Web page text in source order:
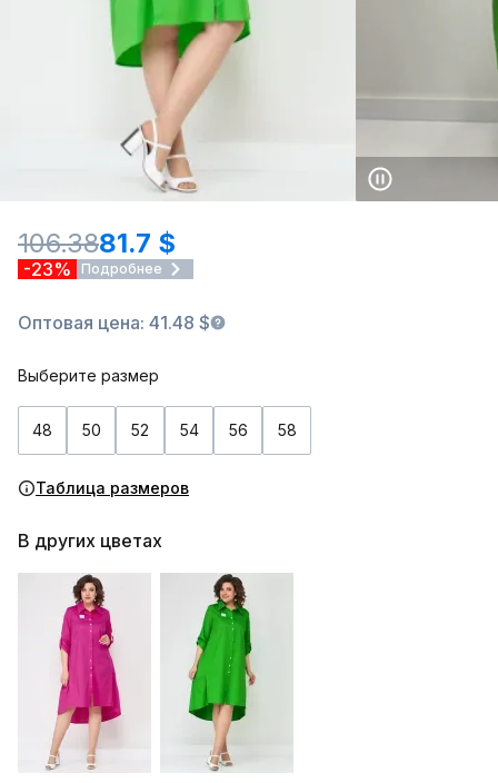
106.3881.7 $
-23% Подробнее
Оптовая цена: 41.48 $
Выберите размер
48 50 52 54 56 58
Таблица размеров
В других цветах